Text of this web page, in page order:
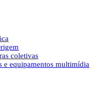
coletivas
e equipamentos multimídia